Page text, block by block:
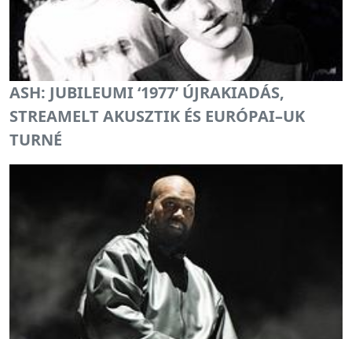
ASH: JUBILEUMI ‘1977’ ÚJRAKIADÁS,
STREAMELT AKUSZTIK ÉS EURÓPAI–UK
TURNÉ